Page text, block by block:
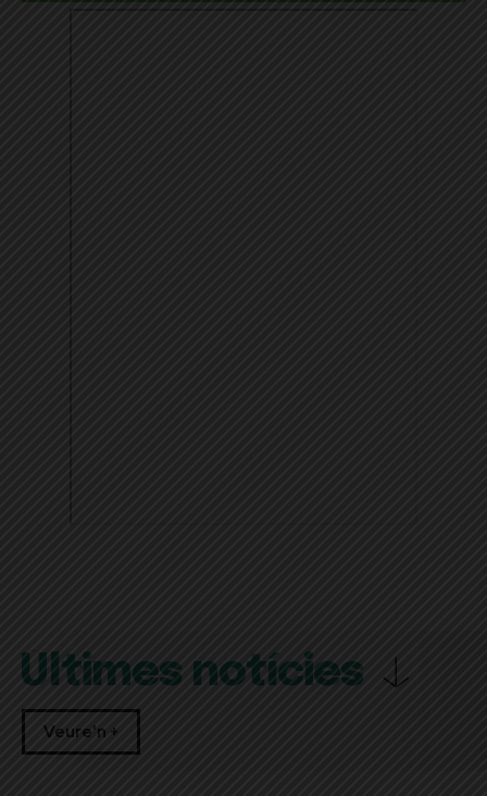
Últimes notícies
Veure'n +